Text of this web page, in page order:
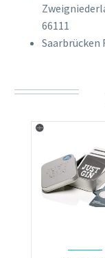
66111
Saarbrücken